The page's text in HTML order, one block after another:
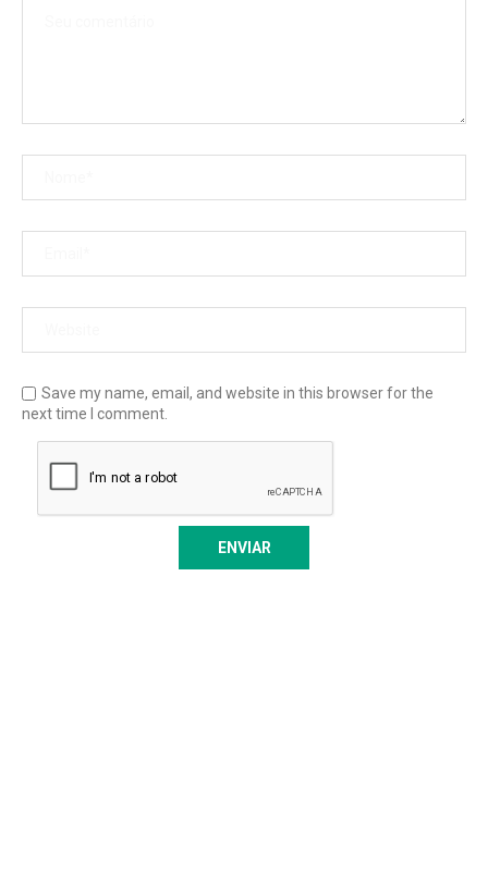
Save my name, email, and website in this browser for the
next time I comment.